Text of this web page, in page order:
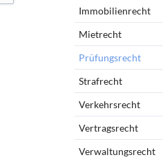
Immobilienrecht
Mietrecht
Prüfungsrecht
Strafrecht
Verkehrsrecht
Vertragsrecht
Verwaltungsrecht